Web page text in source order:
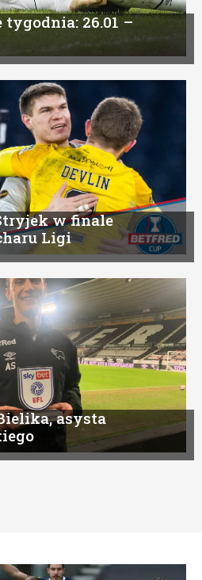
26.01 –
w finale
Ligi
asysta